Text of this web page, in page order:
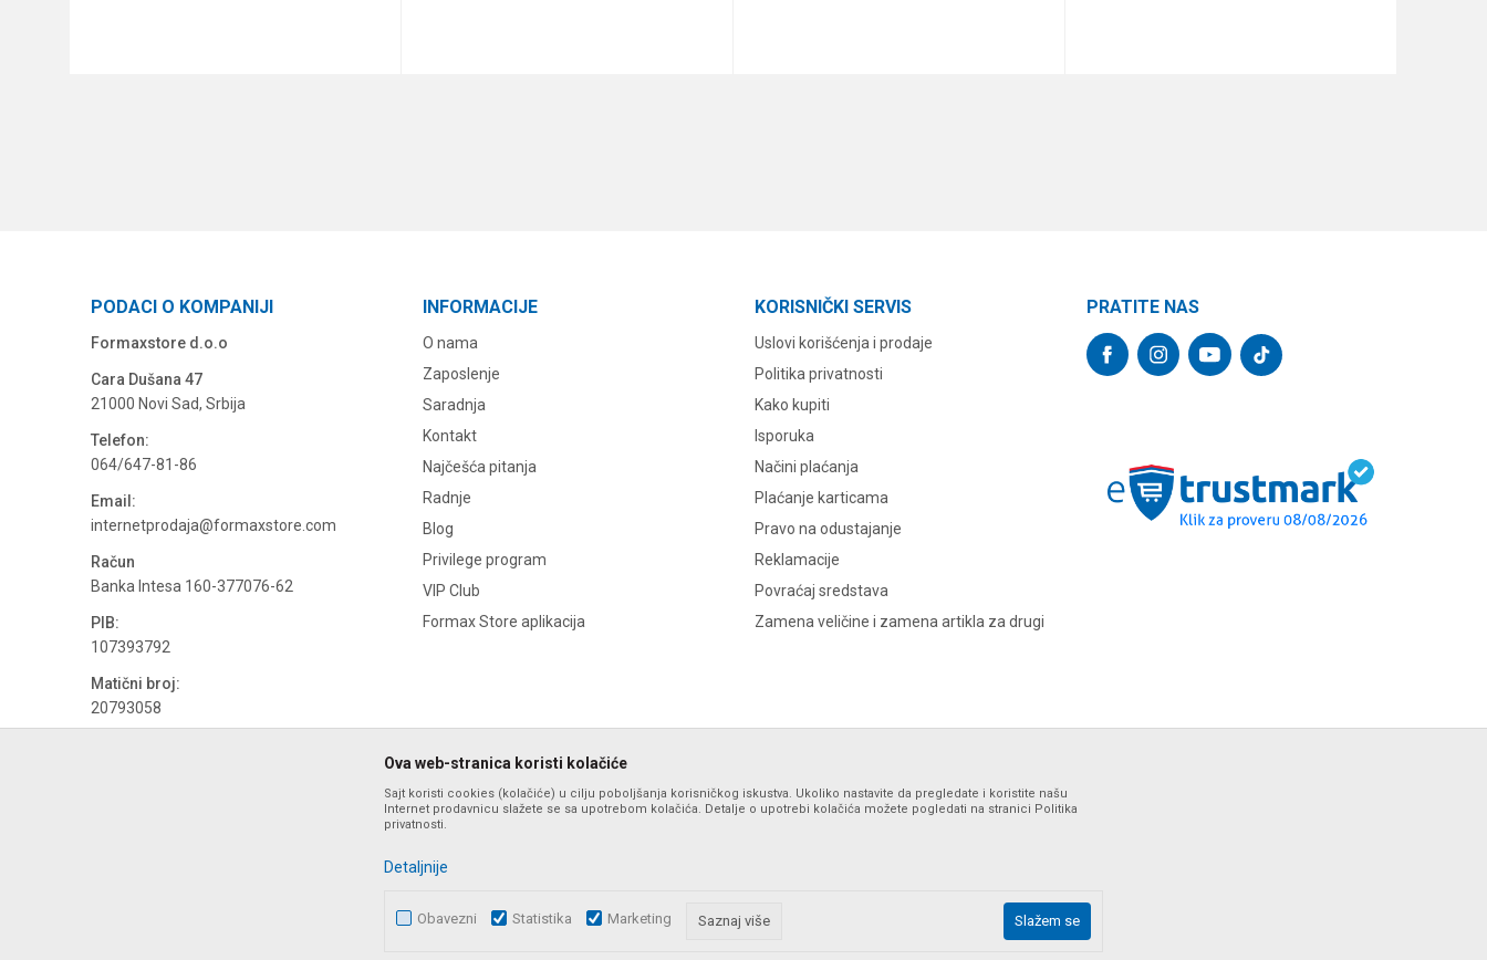
PODACI O KOMPANIJI
Formaxstore d.o.o
Cara Dušana 47
21000 Novi Sad, Srbija
Telefon:
064/647-81-86
Email:
internetprodaja@formaxstore.com
Račun
Banka Intesa 160-377076-62
PIB:
107393792
Matični broj:
20793058
INFORMACIJE
O nama
Zaposlenje
Saradnja
Kontakt
Najčešća pitanja
Radnje
Blog
Privilege program
VIP Club
Formax Store aplikacija
KORISNIČKI SERVIS
Uslovi korišćenja i prodaje
Politika privatnosti
Kako kupiti
Isporuka
Načini plaćanja
Plaćanje karticama
Pravo na odustajanje
Reklamacije
Povraćaj sredstava
Zamena veličine i zamena artikla za drugi
PRATITE NAS
Nastojimo da budemo što precizniji u opisu proizvoda, prikazu slika i samih cena, ali ne možemo garantovati da su sve informacije kompletne i bez grešaka. Svi artikli prikazani na sajtu su deo naše
ponude i ne podrazumeva da su dostupni u svakom trenutku. Raspoloživost robe možete proveriti pozivom na broj podrške web shopa na tel. 064/647-81-86.
Ova web-stranica koristi kolačiće
Sajt koristi cookies (kolačiće) u cilju poboljšanja korisničkog iskustva. Ukoliko nastavite da pregledate i koristite našu
Internet prodavnicu slažete se sa upotrebom kolačića. Detalje o upotrebi kolačića možete pogledati na stranici Politika
privatnosti.
Detaljnije
Obavezni Statistika Marketing Saznaj više Slažem se